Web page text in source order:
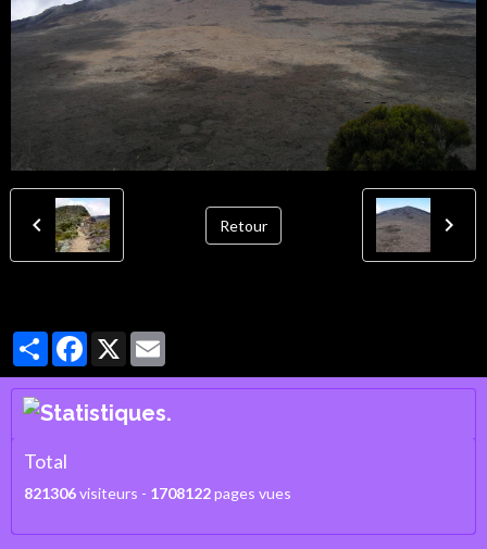
Retour
PartagerFacebook
X
Total
821306visiteurs - 1708122pages vues